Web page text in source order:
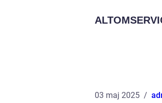
03 maj 2025